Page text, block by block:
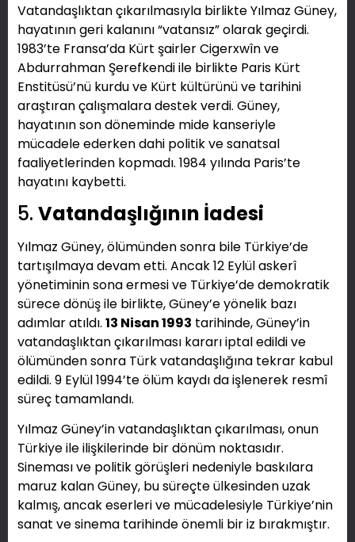
Vatandaşlıktan çıkarılmasıyla birlikte Yılmaz Güney,
hayatının geri kalanını “vatansız” olarak geçirdi.
1983’te Fransa’da Kürt şairler Cigerxwîn ve
Abdurrahman Şerefkendi ile birlikte Paris Kürt
Enstitüsü’nü kurdu ve Kürt kültürünü ve tarihini
araştıran çalışmalara destek verdi. Güney,
hayatının son döneminde mide kanseriyle
mücadele ederken dahi politik ve sanatsal
faaliyetlerinden kopmadı. 1984 yılında Paris’te
hayatını kaybetti.
5. Vatandaşlığının İadesi
Yılmaz Güney, ölümünden sonra bile Türkiye’de
tartışılmaya devam etti. Ancak 12 Eylül askerî
yönetiminin sona ermesi ve Türkiye’de demokratik
sürece dönüş ile birlikte, Güney’e yönelik bazı
adımlar atıldı. 13 Nisan 1993 tarihinde, Güney’in
vatandaşlıktan çıkarılması kararı iptal edildi ve
ölümünden sonra Türk vatandaşlığına tekrar kabul
edildi. 9 Eylül 1994’te ölüm kaydı da işlenerek resmî
süreç tamamlandı.
Yılmaz Güney’in vatandaşlıktan çıkarılması, onun
Türkiye ile ilişkilerinde bir dönüm noktasıdır.
Sineması ve politik görüşleri nedeniyle baskılara
maruz kalan Güney, bu süreçte ülkesinden uzak
kalmış, ancak eserleri ve mücadelesiyle Türkiye’nin
sanat ve sinema tarihinde önemli bir iz bırakmıştır.